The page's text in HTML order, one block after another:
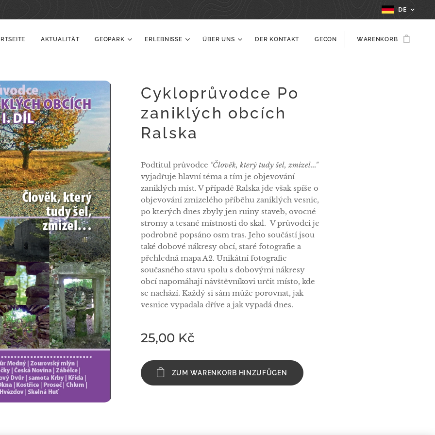
DE
AKTUALITÄT GEOPARK ERLEBNISSE ÜBER UNS DER KONTAKT GECON WARENKORB
Cykloprůvodce Po
zaniklých obcích
Ralska
Podtitul průvodce "Člověk, který tudy šel, zmizel..."
vyjadřuje hlavní téma a tím je objevování
zaniklých míst. V případě Ralska jde však spíše o
objevování zmizelého příběhu zaniklých vesnic,
po kterých dnes zbyly jen ruiny staveb, ovocné
stromy a tesané místnosti do skal. V průvodci je
podrobně popsáno osm tras. Jeho součástí jsou
také dobové nákresy obcí, staré fotografie a
přehledná mapa A2. Unikátní fotografie
současného stavu spolu s dobovými nákresy
obcí napomáhají návštěvníkovi určit místo, kde
se nachází. Každý si sám může porovnat, jak
vesnice vypadala dříve a jak vypadá dnes.
25,00 Kč
ZUM WARENKORB HINZUFÜGEN